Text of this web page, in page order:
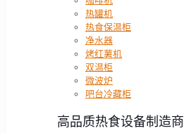
热罐机
热食保温柜
净水器
烤红薯机
双温柜
微波炉
吧台冷藏柜
高品质热食设备制造商